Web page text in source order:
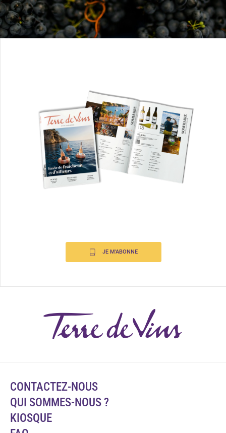
JE M'ABONNE
CONTACTEZ-NOUS
QUI SOMMES-NOUS ?
KIOSQUE